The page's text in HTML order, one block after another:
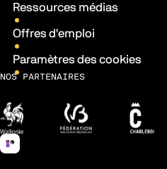
Ressources médias
Offres d'emploi
Paramètres des cookies
NOS PARTENAIRES
Wallonie Fédération Ville